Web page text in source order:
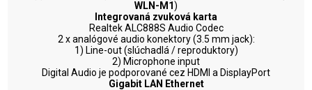
WLN-M1)
Integrovaná zvuková karta
Realtek ALC888S Audio Codec
2 x analógové audio konektory (3.5 mm jack):
1) Line-out (slúchadlá / reproduktory)
2) Microphone input
Digital Audio je podporované cez HDMI a DisplayPort
Gigabit LAN Ethernet